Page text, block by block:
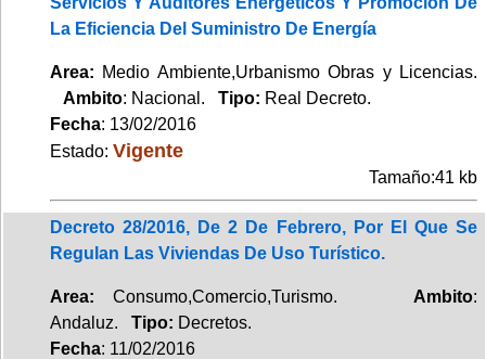
La Eficiencia Del Suministro De Energía
Area: Medio Ambiente,Urbanismo Obras y Licencias.
Ambito: Nacional. Tipo: Real Decreto.
Fecha: 13/02/2016
Estado: Vigente
Tamaño:41 kb
Decreto 28/2016, De 2 De Febrero, Por El Que Se
Regulan Las Viviendas De Uso Turístico.
Area: Consumo,Comercio,Turismo. Ambito:
Andaluz. Tipo: Decretos.
Fecha: 11/02/2016